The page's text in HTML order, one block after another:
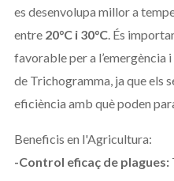
es desenvolupa millor a
entre 20°C i 30°C. És
favorable per a l’emergència
de Trichogramma, ja que els
eficiència amb què poden
Beneficis en l'Agricultura:
-Control eficaç de plagues: